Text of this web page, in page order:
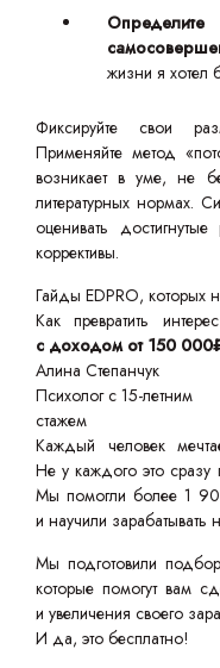
жизни я хотел
Фиксируйте свои
Применяйте метод
возникает в уме, не
литературных нормах.
оценивать
коррективы.
Гайды EDPRO, которых
Как превратить
с доходом от 150
Алина Степанчук
Психолог с 15-летним
стажем
Каждый человек
Не у каждого это сразу
Мы помогли более 1
и научили зарабатывать
Мы подготовили
которые помогут вам
и увеличения своего
И да, это бесплатно!